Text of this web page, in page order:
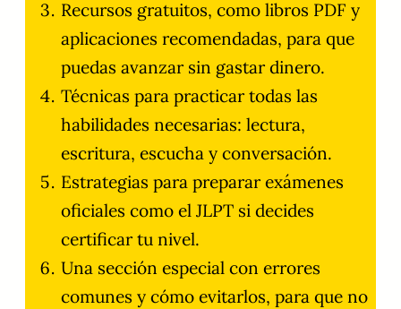
Recursos gratuitos, como libros PDF y
aplicaciones recomendadas, para que
puedas avanzar sin gastar dinero.
Técnicas para practicar todas las
habilidades necesarias: lectura,
escritura, escucha y conversación.
Estrategias para preparar exámenes
oficiales como el JLPT si decides
certificar tu nivel.
Una sección especial con errores
comunes y cómo evitarlos, para que no